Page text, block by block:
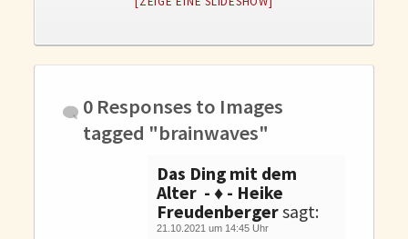
Gedanken und Gefühle
Bücher
Momoko
Die zwei Leben des Herrn Richie
0 Responses to Images
tagged "brainwaves"
Das Ding mit dem
Alter - ♦ - Heike
Freudenbergersagt:
21.10.2021 um 14:45 Uhr